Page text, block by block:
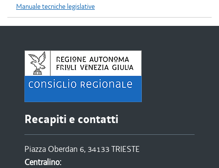
Manuale tecniche legislative
Recapiti e contatti
Piazza Oberdan 6, 34133 TRIESTE
Centralino: